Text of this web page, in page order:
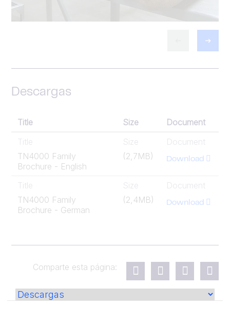
Descargas
Title Size
Document
Title
TN4000 Family
Brochure - English
Size
(2,7MB)
Document
Download
Title
TN4000 Family
Brochure - German
Size
(2,4MB)
Document
Download
Comparte esta página: